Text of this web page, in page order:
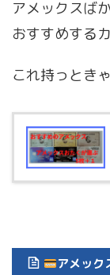
アメックスば
おすすめする
これ持っとき
アメック